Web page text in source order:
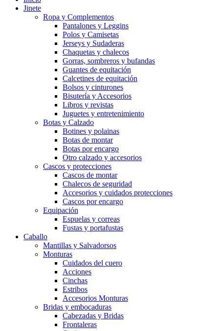
Jinete
Ropa y Complementos
Pantalones y Leggins
Polos y Camisetas
Jerseys y Sudaderas
Chaquetas y chalecos
Gorras, sombreros y bufandas
Guantes de equitación
Calcetines de equitación
Bolsos y cinturones
Bisutería y Accesorios
Libros y revistas
Juguetes y entretenimiento
Botas y Calzado
Botines y polainas
Botas de montar
Botas por encargo
Otro calzado y accesorios
Cascos y protecciones
Cascos de montar
Chalecos de seguridad
Accesorios y cuidados protecciones
Cascos por encargo
Equipación
Espuelas y correas
Fustas y portafustas
Caballo
Mantillas y Salvadorsos
Monturas
Cuidados del cuero
Acciones
Cinchas
Estribos
Accesorios Monturas
Bridas y embocaduras
Cabezadas y Bridas
Frontaleras